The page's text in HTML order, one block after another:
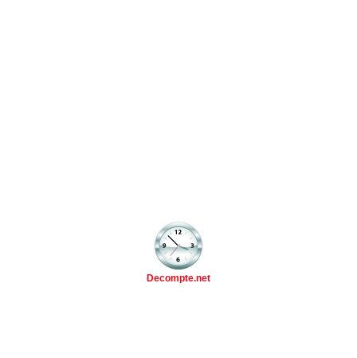
Decompte.net